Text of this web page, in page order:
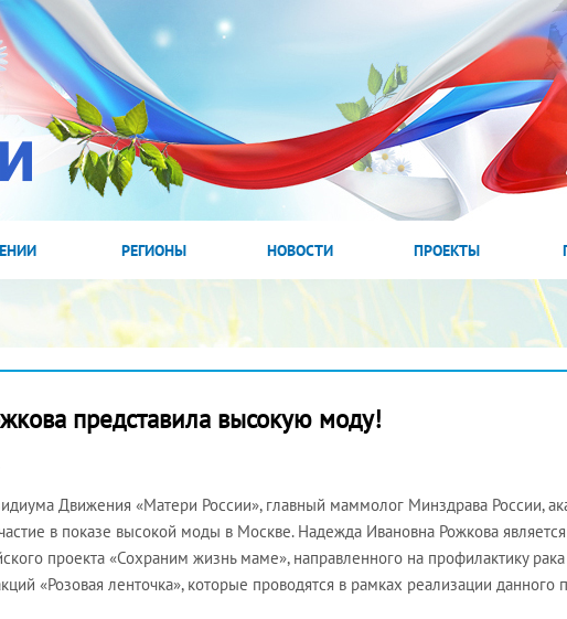
РЕГИОНЫ НОВОСТИ ПРОЕКТЫ
представила высокую моду!
Движения «Матери России», главный маммолог Минздрава России,
в показе высокой моды в Москве. Надежда Ивановна Рожкова
проекта «Сохраним жизнь маме», направленного на профилактику
«Розовая ленточка», которые проводятся в рамках реализации